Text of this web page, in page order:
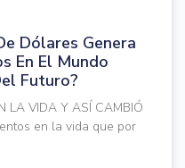
Dólares Genera
En El Mundo
Futuro?
LA VIDA Y ASÍ CAMBIÓ
en la vida que por